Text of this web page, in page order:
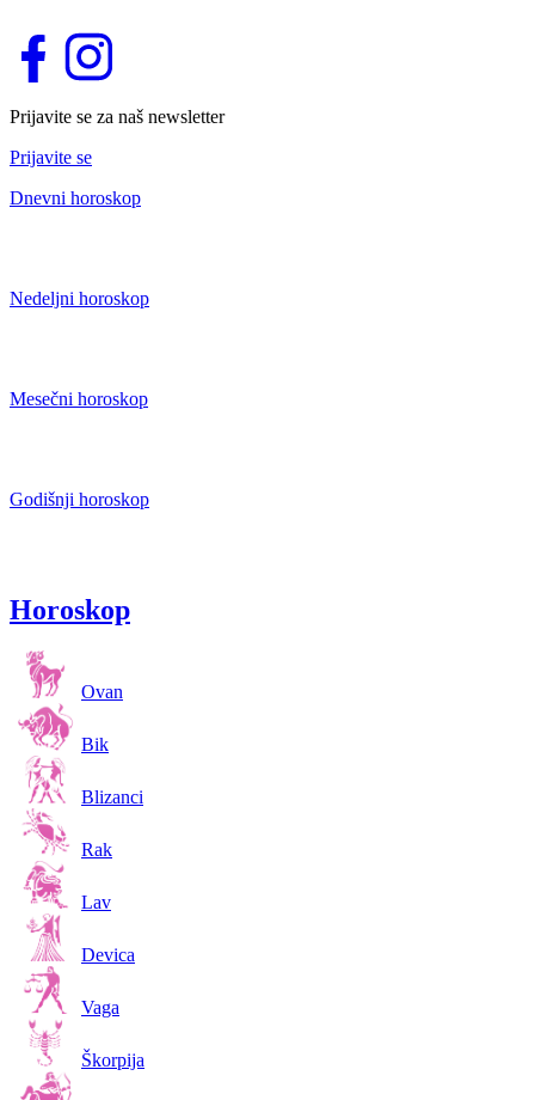
Prijavite se za naš newsletter
Prijavite se
Dnevni horoskop
Nedeljni horoskop
Mesečni horoskop
Godišnji horoskop
Horoskop
Ovan
Bik
Blizanci
Rak
Lav
Devica
Vaga
Škorpija